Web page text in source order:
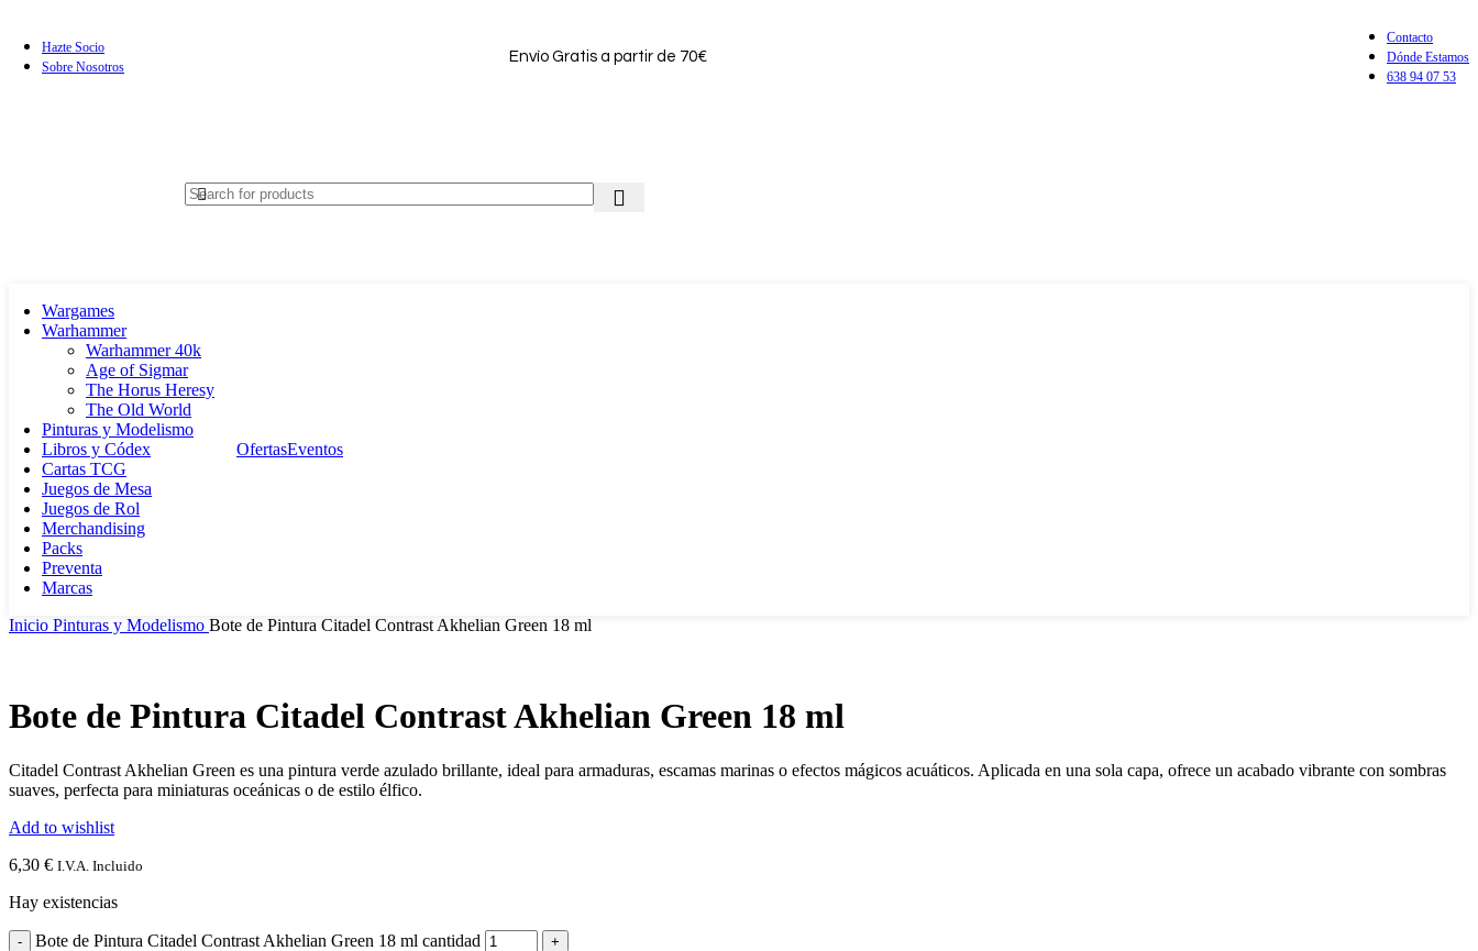
Hazte Socio
Sobre Nosotros
Envío Gratis a partir de 70€
Contacto
Dónde Estamos
638 94 07 53
Wargames
Warhammer
Warhammer 40k
Age of Sigmar
The Horus Heresy
The Old World
Pinturas y Modelismo
Libros y Códex
Cartas TCG
Juegos de Mesa
Juegos de Rol
Merchandising
Packs
Preventa
Marcas
OfertasEventos
Inicio Pinturas y Modelismo Bote de Pintura Citadel Contrast Akhelian Green 18 ml
Bote de Pintura Citadel Contrast Akhelian Green 18 ml
Citadel Contrast Akhelian Green es una pintura verde azulado brillante, ideal para armaduras, escamas marinas o efectos mágicos acuáticos. Aplicada en una sola capa, ofrece un acabado vibrante con sombras
suaves, perfecta para miniaturas oceánicas o de estilo élfico.
Add to wishlist
6,30 € I.V.A. Incluido
Hay existencias
Bote de Pintura Citadel Contrast Akhelian Green 18 ml cantidad